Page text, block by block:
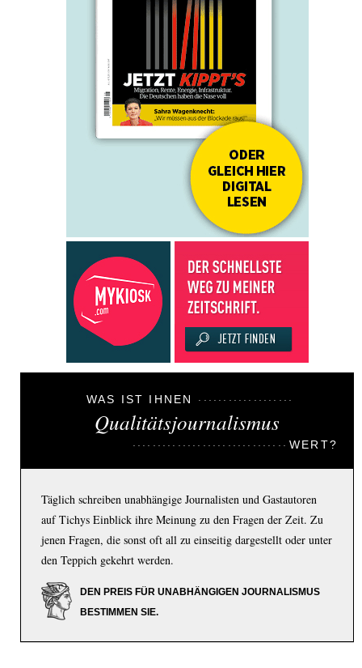
WAS IST IHNEN
Qualitätsjournalismus
WERT?
Täglich schreiben unabhängige Journalisten und Gastautoren
auf Tichys Einblick ihre Meinung zu den Fragen der Zeit. Zu
jenen Fragen, die sonst oft all zu einseitig dargestellt oder unter
den Teppich gekehrt werden.
DEN PREIS FÜR UNABHÄNGIGEN JOURNALISMUS
BESTIMMEN SIE.